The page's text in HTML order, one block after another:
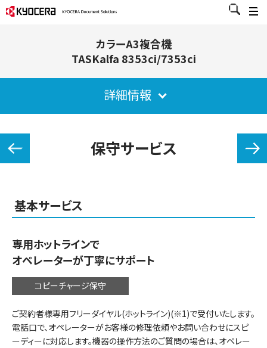
カラーA3複合機
TASKalfa 8353ci/7353ci
詳細情報
保守サービス
基本サービス
専用ホットラインで
オペレーターが丁寧にサポート
コピーチャージ保守
ご契約者様専用フリーダイヤル(ホットライン)(※1)で受付いたします。
電話口で、オペレーターがお客様の修理依頼やお問い合わせにスピ
ーディーに対応します。機器の操作方法のご質問の場合は、オペレー